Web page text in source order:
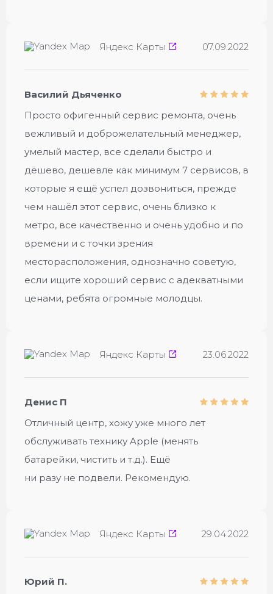
Яндекс Карты 07.09.2022
Василий Дьяченко
Просто офигенный сервис ремонта, очень
вежливый и доброжелательный менеджер,
умелый мастер, все сделали быстро и
дёшево, дешевле как минимум 7 сервисов, в
которые я ещё успел дозвониться, прежде
чем нашёл этот сервис, очень близко к
метро, все качественно и очень удобно и по
времени и с точки зрения
месторасположения, однозначно советую,
если ищите хороший сервис с адекватными
ценами, ребята огромные молодцы.
Яндекс Карты 23.06.2022
Денис П
Отличный центр, хожу уже много лет
обслуживать технику Apple (менять
батарейки, чистить и т.д.). Ещё
ни разу не подвели. Рекомендую.
Яндекс Карты 29.04.2022
Юрий П.